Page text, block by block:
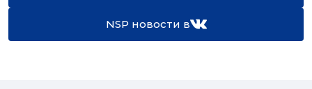
NSP новости в